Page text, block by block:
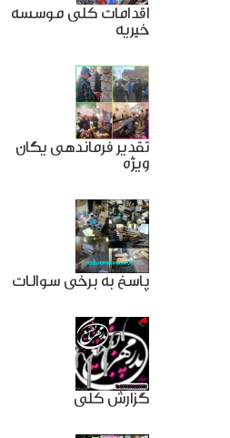
اقدامات کلی موسسه
خیریه
تقدیر فرماندهی یگان
ویژه
پاسخ به برخی سوالات
گزارش کلی